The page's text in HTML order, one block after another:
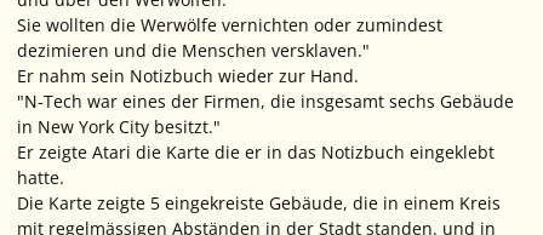
Sie wollten die Werwölfe vernichten oder zumindest
dezimieren und die Menschen versklaven."
Er nahm sein Notizbuch wieder zur Hand.
"N-Tech war eines der Firmen, die insgesamt sechs Gebäude
in New York City besitzt."
Er zeigte Atari die Karte die er in das Notizbuch eingeklebt
hatte.
Die Karte zeigte 5 eingekreiste Gebäude, die in einem Kreis
mit regelmässigen Abständen in der Stadt standen. und in